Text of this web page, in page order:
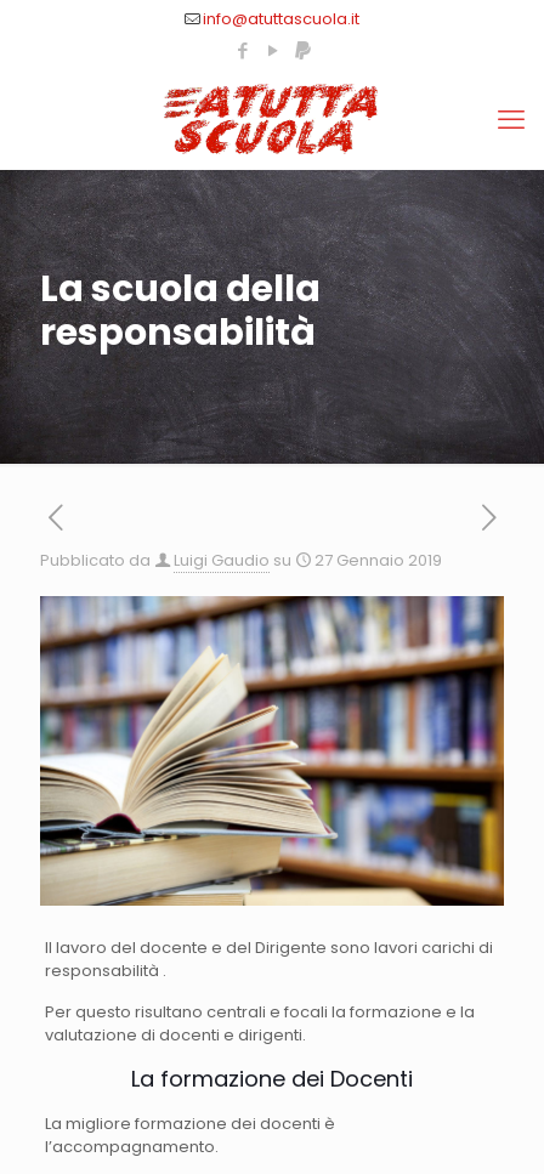
info@atuttascuola.it
La scuola della
responsabilità
Pubblicato da Luigi Gaudio su 27 Gennaio 2019
Il lavoro del docente e del Dirigente sono lavori carichi di
responsabilità .
Per questo risultano centrali e focali la formazione e la
valutazione di docenti e dirigenti.
La formazione dei Docenti
La migliore formazione dei docenti è
l’accompagnamento.